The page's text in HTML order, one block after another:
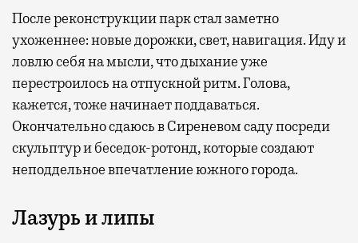
После реконструкции парк стал заметно
ухоженнее: новые дорожки, свет, навигация. Иду и
ловлю себя на мысли, что дыхание уже
перестроилось на отпускной ритм. Голова,
кажется, тоже начинает поддаваться.
Окончательно сдаюсь в Сиреневом саду посреди
скульптур и беседок-ротонд, которые создают
неподдельное впечатление южного города.
Лазурь и липы